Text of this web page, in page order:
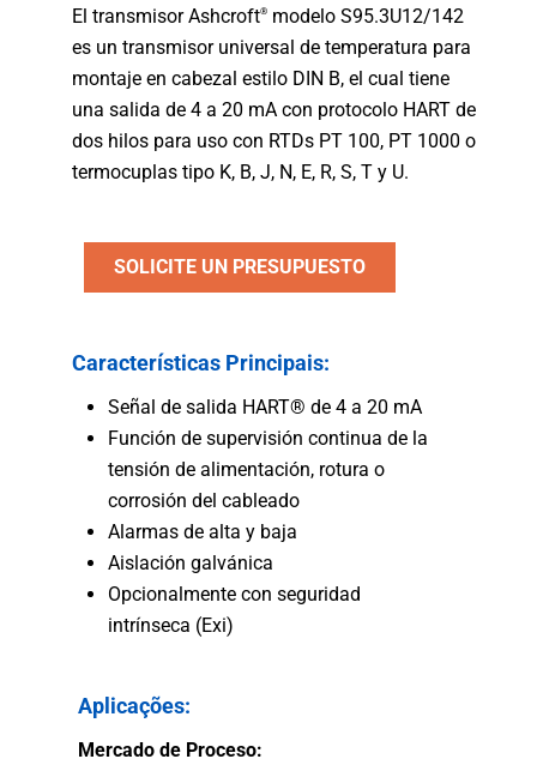
El transmisor Ashcroft® modelo S95.3U12/142
es un transmisor universal de temperatura para
montaje en cabezal estilo DIN B, el cual tiene
una salida de 4 a 20 mA con protocolo HART de
dos hilos para uso con RTDs PT 100, PT 1000 o
termocuplas tipo K, B, J, N, E, R, S, T y U.
SOLICITE UN PRESUPUESTO
Características Principais:
Señal de salida HART® de 4 a 20 mA
Función de supervisión continua de la
tensión de alimentación, rotura o
corrosión del cableado
Alarmas de alta y baja
Aislación galvánica
Opcionalmente con seguridad
intrínseca (Exi)
Aplicações:
Mercado de Proceso: